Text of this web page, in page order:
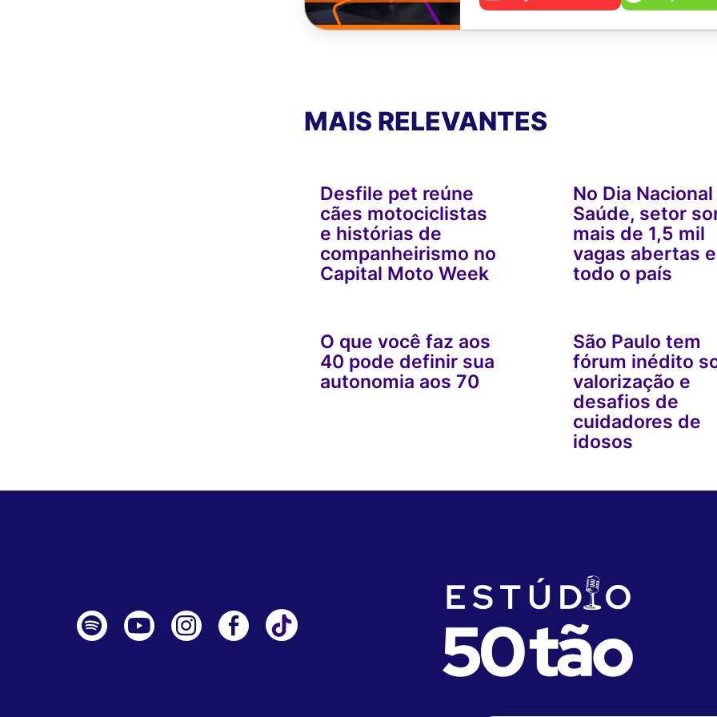
MAIS RELEVANTES
Desfile pet reúne
cães motociclistas
e histórias de
companheirismo no
Capital Moto Week
No Dia
Saúde, setor
mais de 1,5 mil
vagas abertas
todo o país
O que você faz aos
40 pode definir sua
autonomia aos 70
São Paulo tem
fórum inédito
valorização e
desafios de
cuidadores de
idosos